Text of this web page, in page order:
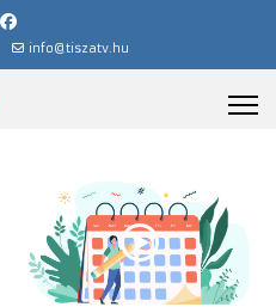
info@tiszatv.hu